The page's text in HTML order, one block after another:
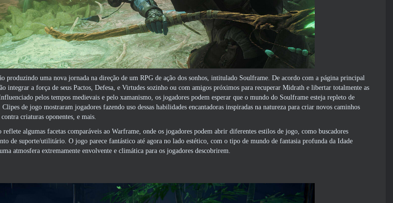
produzindo uma nova jornada na direção de um RPG de ação dos sonhos, intitulado Soulframe. De acordo com a página principal
integrar a força de seus Pactos, Defesa, e Virtudes sozinho ou com amigos próximos para recuperar Midrath e libertar totalmente as
pelos tempos medievais e pelo xamanismo, os jogadores podem esperar que o mundo do Soulframe esteja repleto de
de jogo mostraram jogadores fazendo uso dessas habilidades encantadoras inspiradas na natureza para criar novos caminhos
criaturas oponentes, e mais.
algumas facetas comparáveis ​​ao Warframe, onde os jogadores podem abrir diferentes estilos de jogo, como buscadores
de suporte/utilitário. O jogo parece fantástico até agora no lado estético, com o tipo de mundo de fantasia profunda da Idade
atmosfera extremamente envolvente e climática para os jogadores descobrirem.